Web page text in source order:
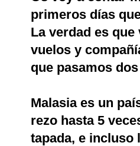
primeros días
La verdad es
vuelos y
que pasamos
Malasia es un
rezo hasta 5
tapada, e incluso